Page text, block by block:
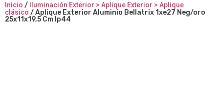
Inicio /
Iluminación Exterior > Aplique Exterior > Aplique
clásico / Aplique Exterior Aluminio Bellatrix 1xe27 Neg/oro
25x11x19,5 Cm Ip44